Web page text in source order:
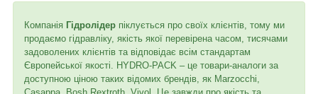
Компанія Гідролідер піклується про своїх клієнтів, тому ми
продаємо гідравліку, якість якої перевірена часом, тисячами
задоволених клієнтів та відповідає всім стандартам
Європейської якості. HYDRO-PACK – це товари-аналоги за
доступною ціною таких відомих брендів, як Marzocchi,